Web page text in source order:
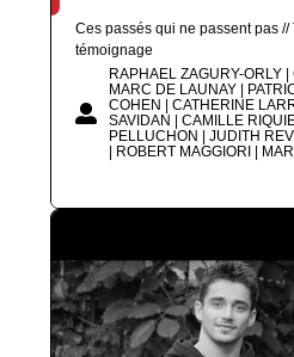
Ces passés qui ne passent pas //
témoignage
RAPHAEL ZAGURY-ORLY |
MARC DE LAUNAY |
COHEN | CATHERINE
SAVIDAN | CAMILLE
PELLUCHON | JUDITH
| ROBERT MAGGIORI |